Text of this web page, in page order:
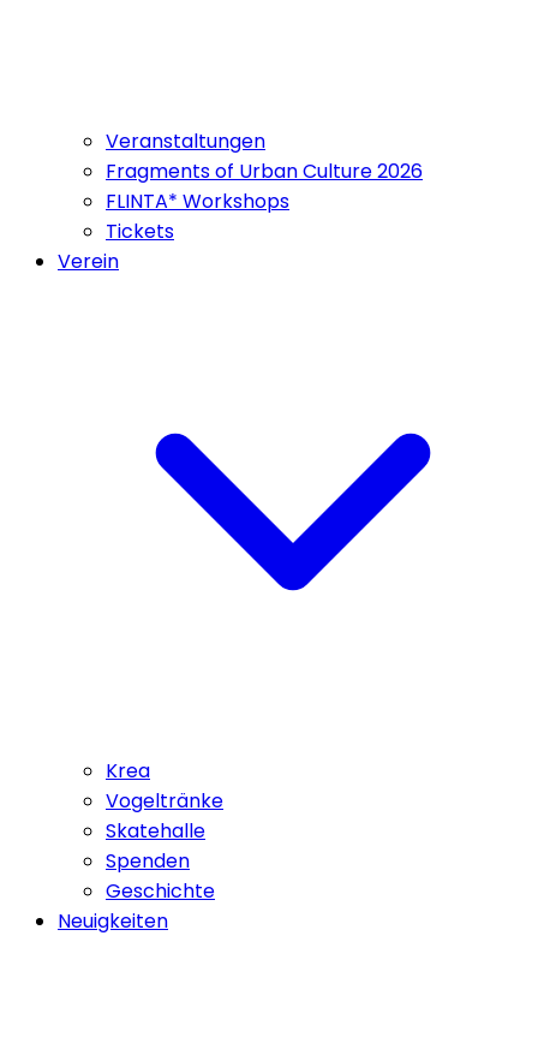
Veranstaltungen
Fragments of Urban Culture 2026
FLINTA* Workshops
Tickets
Verein
Krea
Vogeltränke
Skatehalle
Spenden
Geschichte
Neuigkeiten